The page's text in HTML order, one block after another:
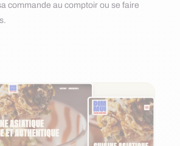
commande au comptoir ou se faire